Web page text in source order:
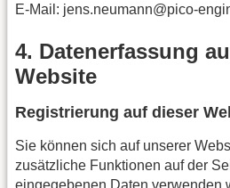
E-Mail: jens.neumann@pico-
4. Datenerfassung
Website
Registrierung auf dieser
Sie können sich auf unserer
zusätzliche Funktionen auf der
eingegebenen Daten verwenden